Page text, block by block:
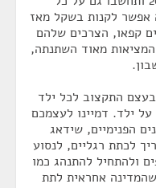
אפשר לקנות בשקל מאז
קפאו, הצרכים שלהם
מאוד השתנתה,
התקצוב לכל ילד
שיש על ילד. דמיינו לעצמכם
הפנימיים, שידאג
לכתת רגליים, לנסוע
ולהתחיל להתנהג כמו
אחראית לתת